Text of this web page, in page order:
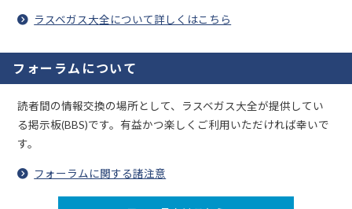
ラスベガス大全について詳しくはこちら
フォーラムについて
読者間の情報交換の場所として、ラスベガス大全が提供してい
る掲示板(BBS)です。有益かつ楽しくご利用いただければ幸いで
す。
フォーラムに関する諸注意